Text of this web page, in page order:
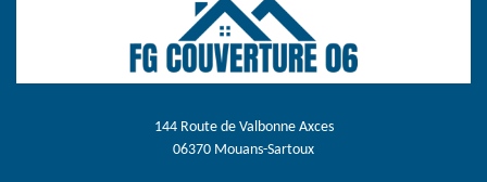
144 Route de Valbonne Axces
06370 Mouans-Sartoux